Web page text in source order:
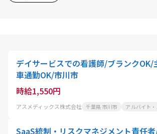
デイサービスでの看護師/ブランク
車通勤OK/市川市
時給1,550円
アスメディックス株式会社 千葉県 市川市 アルバイト
SaaS統制・リスクマネジメント責任